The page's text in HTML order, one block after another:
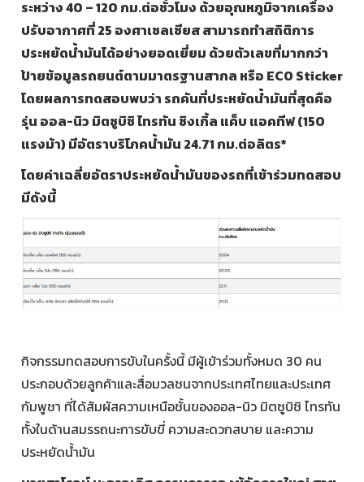
ระหว่าง 40 – 120 กม.ต่อชั่วโมง ด้วยอุณหภูมิจากเครื่อง
ปรับอากาศที่ 25 องศาเซลเซียส สามารถทำสถิติการ
ประหยัดน้ำมันได้อย่างยอดเยี่ยม ด้วยตัวเลขที่มากกว่า
ป้ายข้อมูลรถยนต์ตามมาตรฐานสากล หรือ ECO Sticker
โดยผลการทดสอบพบว่า รถคันที่ประหยัดน้ำมันที่สุดคือ
รุ่น ออล-นิว มิตซูบิชิ ไทรทัน ซิงเกิ้ล แค็บ แอคทีฟ (150
แรงม้า) มีอัตราบริโภคน้ำมัน 24.71 กม.ต่อลิตร*
โดยค่าเฉลี่ยอัตราประหยัดน้ำมันของรถที่เข้าร่วมทดสอบ
มีดังนี้
กิจกรรมทดสอบการขับในครั้งนี้ มีผู้เข้าร่วมทั้งหมด 30 คน
ประกอบด้วยลูกค้าและสื่อมวลชนจากประเทศไทยและประเทศ
กัมพูชา ที่ได้สัมผัสความเหนือชั้นของออล-นิว มิตซูบิชิ ไทรทัน
ทั้งในด้านสมรรถนะการขับขี่ ความสะดวกสบาย และความ
ประหยัดน้ำมัน